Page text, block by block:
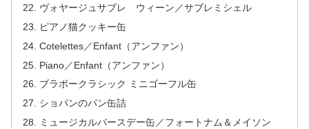
ヴォヤージュサブレ ウィーン／サブレミシェル
ピアノ猫クッキー缶
Cotelettes／Enfant（アンファン）
Piano／Enfant（アンファン）
ブラボークラシック ミニゴーフル缶
ショパンのパン缶詰
ミュージカルバースデー缶／フォートナム＆メイソン